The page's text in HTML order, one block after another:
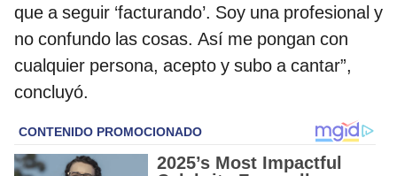
que a seguir ‘facturando’. Soy una profesional y
no confundo las cosas. Así me pongan con
cualquier persona, acepto y subo a cantar”,
concluyó.